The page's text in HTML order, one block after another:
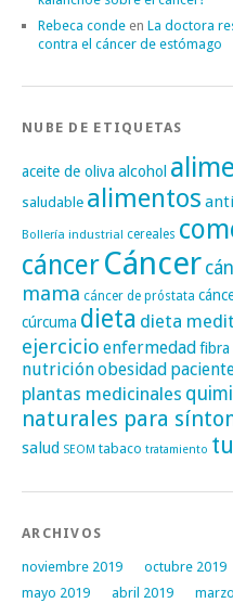
Rebeca conde en La doctora
contra el cáncer de estómago
NUBE DE ETIQUETAS
aceite de oliva alcohol
saludable alimentos
Bollería industrial cereales
cáncerCáncer
mama cáncer de próstata
cúrcuma dieta dieta
ejercicio enfermedadfibra
nutriciónobesidad
plantas medicinales
naturales para
salud SEOM tabaco tratamiento
ARCHIVOS
noviembre 2019 octubre 2019
mayo 2019
abril 2019